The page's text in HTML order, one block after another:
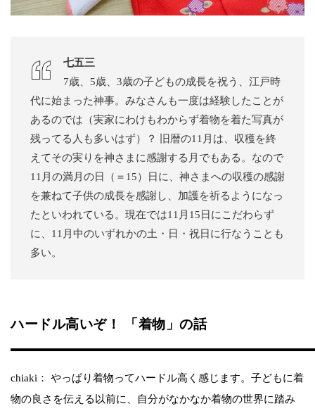
七五三
7歳、5歳、3歳の子どもの成長を祝う、江戸時
代に始まった神事。みなさんも一度は経験したことが
あるのでは（実家にわけもわからず着物を着た写真が
残ってる人も多いはず）？ 旧暦の11月は、収穫を終
えてその実りを神さまに感謝する月でもある。なので
11月の満月の日（＝15）日に、神さまへの収穫の感謝
を兼ねて子供の成長を感謝し、加護を祈るようになっ
たといわれている。現在では11月15日にこだわらず
に、11月中のいずれかの土・日・祝日に行なうことも
多い。
ハードル高いぞ！ 「着物」の話
chiaki： やっぱり着物ってハードル高く感じます。子どもに着
物の良さを伝える以前に、自分がなかなか着物の世界に踏み